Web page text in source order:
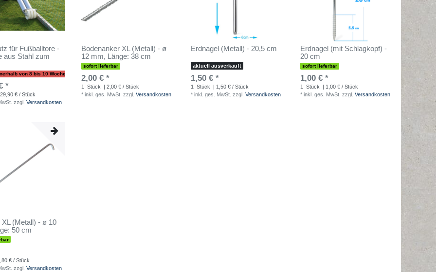
für Fußballtore -
aus Stahl zum
von 8 bis 10 Wochen
*
€ / Stück
zzgl. Versandkosten
Bodenanker XL (Metall) - ø
12 mm, Länge: 38 cm
sofort lieferbar
2,00 € *
1 Stück
| 2,00 € / Stück
* inkl. ges. MwSt. zzgl. Versandkosten
Erdnagel (Metall) - 20,5 cm
aktuell ausverkauft
1,50 € *
1 Stück
| 1,50 € / Stück
* inkl. ges. MwSt. zzgl. Versandkosten
Erdnagel (mit Schlagkopf) -
20 cm
sofort lieferbar
1,00 € *
1 Stück
| 1,00 € / Stück
* inkl. ges. MwSt. zzgl. Versandkosten
XL (Metall) - ø 10
50 cm
€ / Stück
zzgl. Versandkosten